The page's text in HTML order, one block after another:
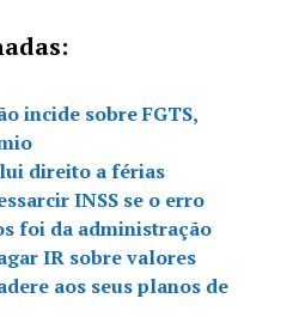
incide sobre FGTS,
direito a férias
INSS se o erro
foi da administração
IR sobre valores
aos seus planos de